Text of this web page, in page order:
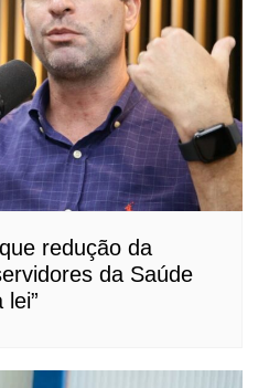
redução da
da Saúde
lei”